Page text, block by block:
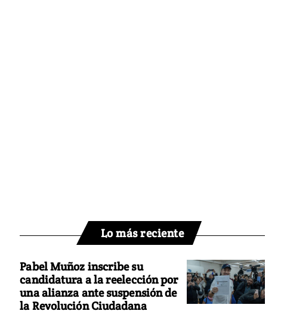
Lo más reciente
Pabel Muñoz inscribe su
candidatura a la reelección por
una alianza ante suspensión de
la Revolución Ciudadana